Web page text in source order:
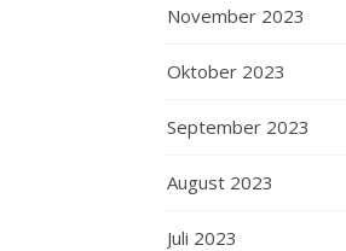
November 2023
Oktober 2023
September 2023
August 2023
Juli 2023